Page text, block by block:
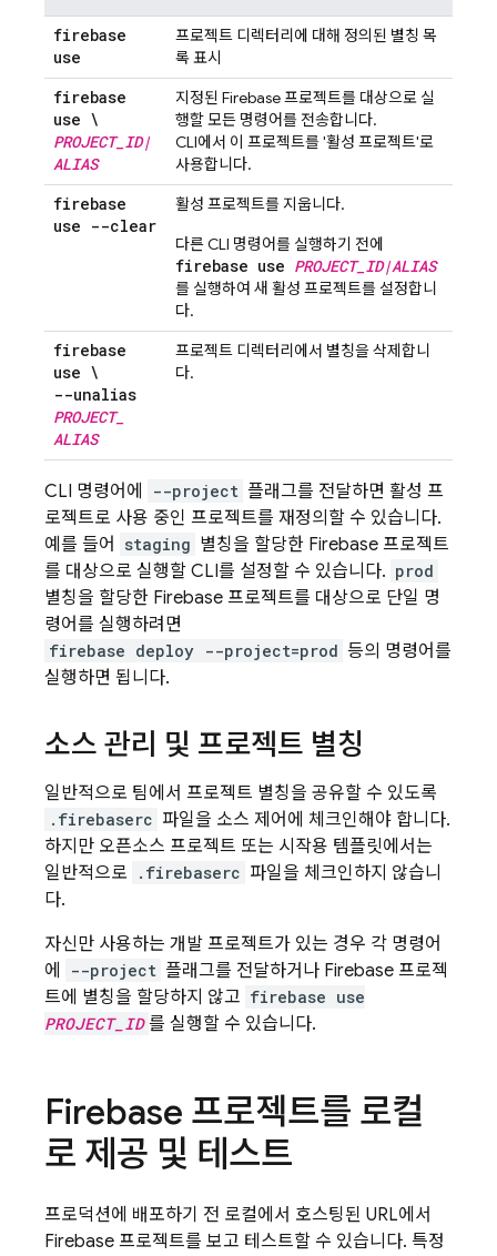
firebase
use
프로젝트 디렉터리에 대해 정의된 별칭 목
록 표시
firebase
use \
PROJECT_ ID|
ALIAS
지정된 Firebase 프로젝트를 대상으로 실
행할 모든 명령어를 전송합니다.
CLI에서 이 프로젝트를 '활성 프로젝트'로
사용합니다.
firebase
use --clear
활성 프로젝트를 지웁니다.
다른 CLI 명령어를 실행하기 전에
firebase use PROJECT_ID|ALIAS
를 실행하여 새 활성 프로젝트를 설정합니
다.
firebase
use \
--unalias
PROJECT_
ALIAS
프로젝트 디렉터리에서 별칭을 삭제합니
다.
CLI 명령어에 --project 플래그를 전달하면 활성 프
로젝트로 사용 중인 프로젝트를 재정의할 수 있습니다.
예를 들어
staging 별칭을 할당한 Firebase 프로젝트
를 대상으로 실행할 CLI를 설정할 수 있습니다. prod
별칭을 할당한 Firebase 프로젝트를 대상으로 단일 명
령어를 실행하려면
firebase deploy --project=prod 등의 명령어를
실행하면 됩니다.
소스 관리 및 프로젝트 별칭
일반적으로 팀에서 프로젝트 별칭을 공유할 수 있도록
.firebaserc 파일을 소스 제어에 체크인해야 합니다.
하지만 오픈소스 프로젝트 또는 시작용 템플릿에서는
일반적으로
.firebaserc 파일을 체크인하지 않습니
다.
자신만 사용하는 개발 프로젝트가 있는 경우 각 명령어
에
--project 플래그를 전달하거나 Firebase 프로젝
트에 별칭을 할당하지 않고 firebase use
PROJECT_ID 를 실행할 수 있습니다.
Firebase 프로젝트를 로컬
로 제공 및 테스트
프로덕션에 배포하기 전 로컬에서 호스팅된 URL에서
Firebase 프로젝트를 보고 테스트할 수 있습니다. 특정